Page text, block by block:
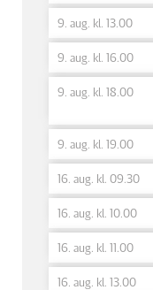
9. aug. kl. 13.00
9. aug. kl. 16.00
9. aug. kl. 18.00
9. aug. kl. 19.00
16. aug. kl. 09.30
16. aug. kl. 10.00
16. aug. kl. 11.00
16. aug. kl. 13.00